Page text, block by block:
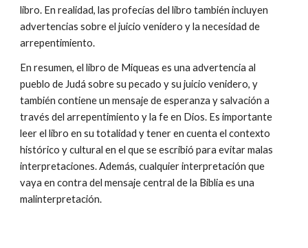
libro. En realidad, las profecías del libro también incluyen
advertencias sobre el juicio venidero y la necesidad de
arrepentimiento.
En resumen, el libro de Miqueas es una advertencia al
pueblo de Judá sobre su pecado y su juicio venidero, y
también contiene un mensaje de esperanza y salvación a
través del arrepentimiento y la fe en Dios. Es importante
leer el libro en su totalidad y tener en cuenta el contexto
histórico y cultural en el que se escribió para evitar malas
interpretaciones. Además, cualquier interpretación que
vaya en contra del mensaje central de la Biblia es una
malinterpretación.